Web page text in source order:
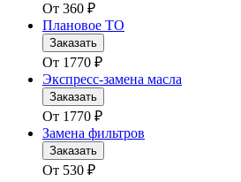
От 360 ₽
Плановое ТО
Заказать
От 1770 ₽
Экспресс-замена масла
Заказать
От 1770 ₽
Замена фильтров
Заказать
От 530 ₽